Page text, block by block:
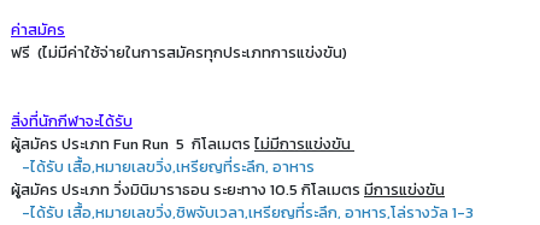
ค่าสมัคร
ฟรี (ไม่มีค่าใช้จ่ายในการสมัครทุกประเภทการแข่งขัน)
สิ่งที่นักกีฬาจะได้รับ
ผู้สมัคร ประเภท Fun Run 5 กิโลเมตร ไม่มีการแข่งขัน
-ได้รับ เสื้อ,หมายเลขวิ่ง,เหรียญที่ระลึก, อาหาร
ผู้สมัคร ประเภท วิ่งมินิมาราธอน ระยะทาง 10.5 กิโลเมตร มีการแข่งขัน
-ได้รับ เสื้อ,หมายเลขวิ่ง,ชิพจับเวลา,เหรียญที่ระลึก, อาหาร,โล่รางวัล 1-3